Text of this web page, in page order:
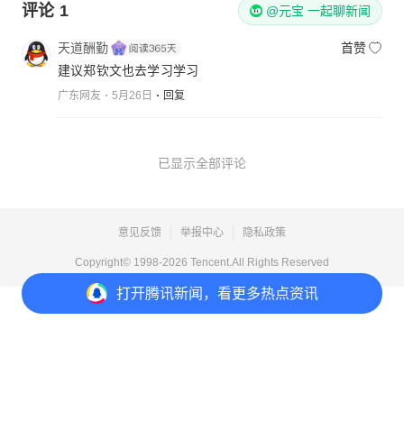
打开腾讯新闻，看更多热点资讯
评论 1 @元宝 一起聊新闻
天道酬勤
首赞
建议郑钦文也去学习学习
广东网友 5月26日 回复
已显示全部评论
意见反馈 举报中心 隐私政策
Copyright© 1998-2026 Tencent.All Rights Reserved